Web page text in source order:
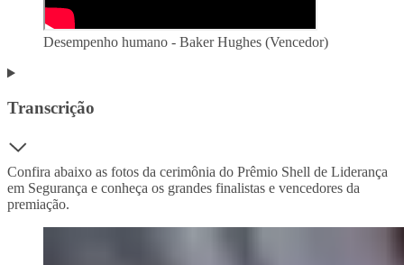
Desempenho humano - Baker Hughes (Vencedor)
Transcrição
Confira abaixo as fotos da cerimônia do Prêmio Shell de Liderança
em Segurança e conheça os grandes finalistas e vencedores da
premiação.